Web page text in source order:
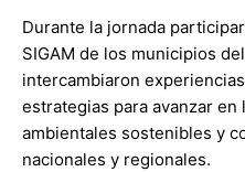
Durante la jornada
SIGAM de los municipios
intercambiaron
estrategias para avanzar
ambientales sostenibles y
nacionales y regionales.